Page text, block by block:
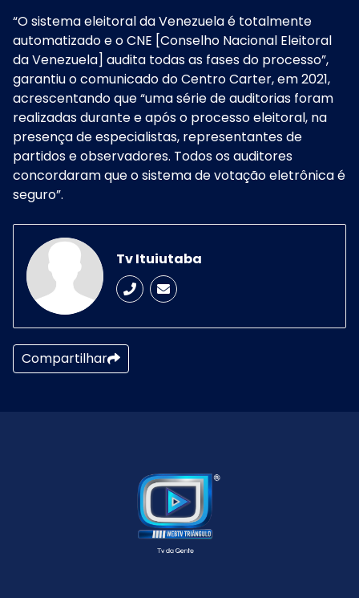
“O sistema eleitoral da Venezuela é totalmente
automatizado e o CNE [Conselho Nacional Eleitoral
da Venezuela] audita todas as fases do processo”,
garantiu o comunicado do Centro Carter, em 2021,
acrescentando que “uma série de auditorias foram
realizadas durante e após o processo eleitoral, na
presença de especialistas, representantes de
partidos e observadores. Todos os auditores
concordaram que o sistema de votação eletrônica é
seguro”.
Tv Ituiutaba
Compartilhar